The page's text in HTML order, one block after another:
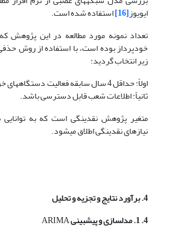
ایویوز[16]
استفاده شده است.
خودپرداز بوده است، با استفاده از روش
زیر انتخاب گردید:
اولاً: حداقل 4 سال سابقه فعالیت
ثانیاً: اطلاعات شعب قابل دسترسی باشد.
متغیر پژوهش نقدینگی است که به
نیازهای نقدینگی اطلاق می­شود.
4. برآورد نتایج و تجزیه و تحلیل
4. 1. مدل­سازی و پیش­بینی
ARIMA